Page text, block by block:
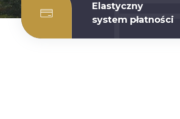
Elastyczny
system płatności